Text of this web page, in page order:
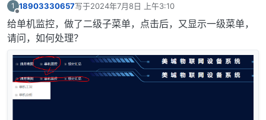
1
离线
18903330657写于2024年7月8日 上午3:10
最后由 编辑
给单机监控，做了二级子菜单，点击后，又显示一级菜单，
请问，如何处理？